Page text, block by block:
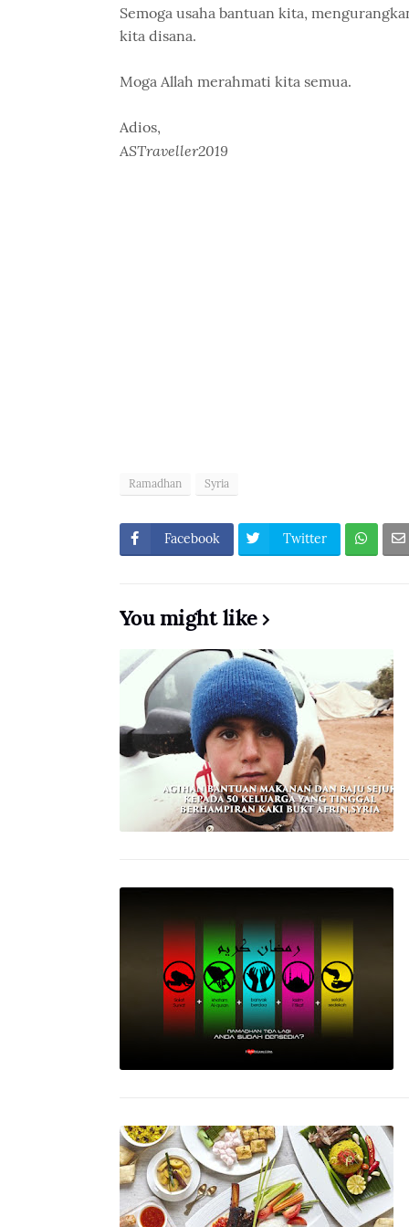
Semoga usaha bantuan kita,
kita disana.
Moga Allah merahmati kita semua.
Adios,
ASTraveller2019
Ramadhan Syria
Facebook Twitter
You might like